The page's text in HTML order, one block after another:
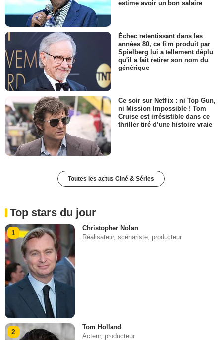
estime avoir un bon salaire
Échec retentissant dans les
années 80, ce film produit par
Spielberg lui a tellement déplu
qu'il a fait retirer son nom du
générique
Ce soir sur Netflix : ni Top Gun,
ni Mission Impossible ! Tom
Cruise est irrésistible dans ce
thriller tiré d’une histoire vraie
Toutes les actus Ciné & Séries
Top stars du jour
1
Christopher Nolan
Réalisateur, scénariste, producteur
2
Tom Holland
Acteur, producteur